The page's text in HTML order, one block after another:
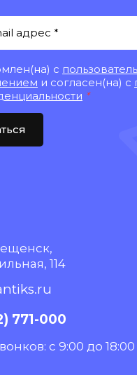
с
и согласен(на) с
*
114
771-000
с 9:00 до